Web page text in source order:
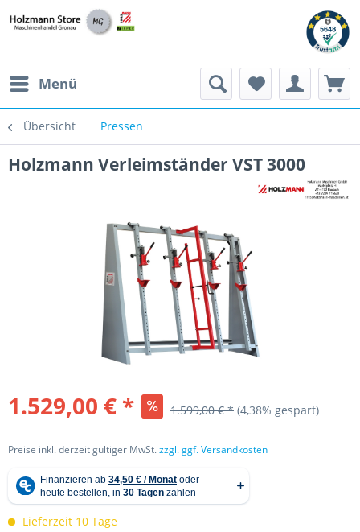
Menü
Übersicht Pressen
Holzmann Verleimständer VST 3000
1.529,00 € * 1.599,00 € * (4,38% gespart)
Preise inkl. derzeit gültiger MwSt.zzgl. ggf. Versandkosten
Lieferzeit 10 Tage